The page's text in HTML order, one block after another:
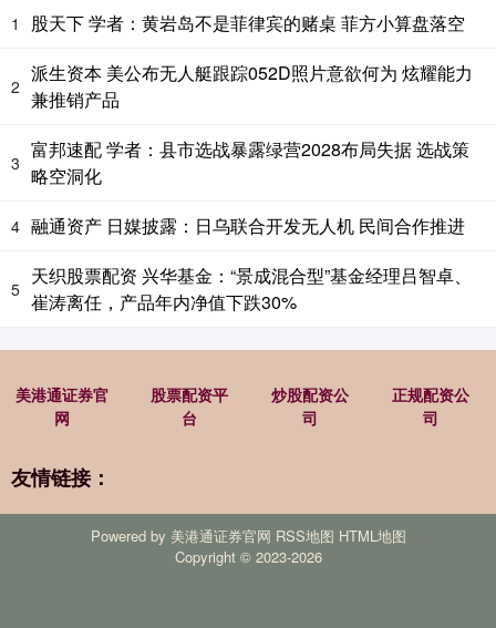
1 股天下 学者：黄岩岛不是菲律宾的赌桌 菲方小算盘落空
2
派生资本 美公布无人艇跟踪052D照片意欲何为 炫耀能力
兼推销产品
3
富邦速配 学者：县市选战暴露绿营2028布局失据 选战策
略空洞化
4 融通资产 日媒披露：日乌联合开发无人机 民间合作推进
5
天织股票配资 兴华基金：“景成混合型”基金经理吕智卓、
崔涛离任，产品年内净值下跌30%
美港通证券官
网
股票配资平
台
炒股配资公
司
正规配资公
司
友情链接：
Powered by 美港通证券官网 RSS地图 HTML地图
Copyright © 2023-2026